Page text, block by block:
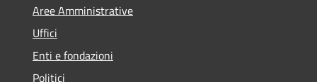
Aree Amministrative
Uffici
Enti e fondazioni
Politici